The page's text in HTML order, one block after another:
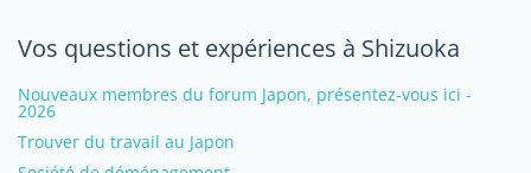
Vos questions et expériences à Shizuoka
Nouveaux membres du forum Japon, présentez-vous ici -
2026
Trouver du travail au Japon